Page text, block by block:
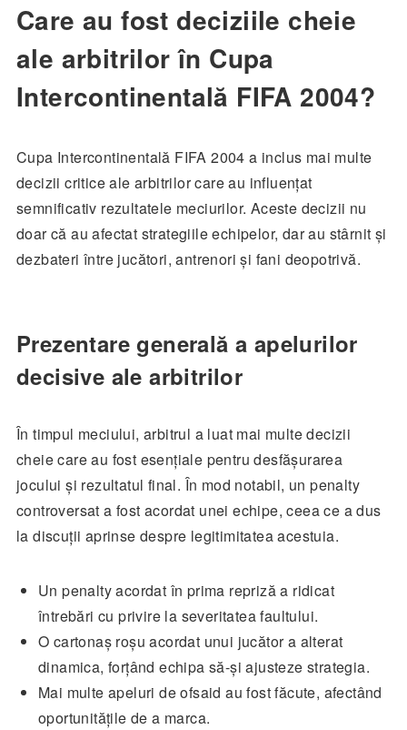
Care au fost deciziile cheie
ale arbitrilor în Cupa
Intercontinentală FIFA 2004?
Cupa Intercontinentală FIFA 2004 a inclus mai multe
decizii critice ale arbitrilor care au influențat
semnificativ rezultatele meciurilor. Aceste decizii nu
doar că au afectat strategiile echipelor, dar au stârnit și
dezbateri între jucători, antrenori și fani deopotrivă.
Prezentare generală a apelurilor
decisive ale arbitrilor
În timpul meciului, arbitrul a luat mai multe decizii
cheie care au fost esențiale pentru desfășurarea
jocului și rezultatul final. În mod notabil, un penalty
controversat a fost acordat unei echipe, ceea ce a dus
la discuții aprinse despre legitimitatea acestuia.
Un penalty acordat în prima repriză a ridicat
întrebări cu privire la severitatea faultului.
O cartonaș roșu acordat unui jucător a alterat
dinamica, forțând echipa să-și ajusteze strategia.
Mai multe apeluri de ofsaid au fost făcute, afectând
oportunitățile de a marca.